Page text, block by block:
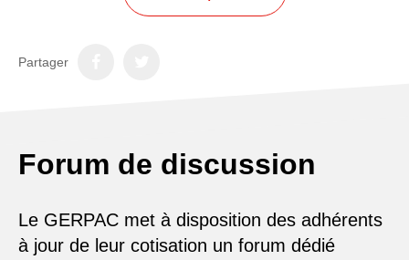
Partager
Forum de discussion
Le GERPAC met à disposition des adhérents
à jour de leur cotisation un forum dédié